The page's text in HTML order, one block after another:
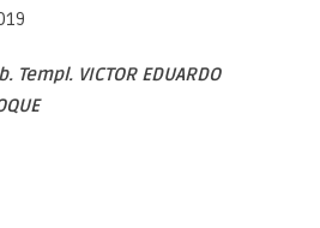
Templ. VICTOR EDUARDO